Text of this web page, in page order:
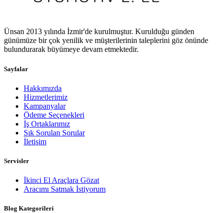
Ünsan 2013 yılında İzmir'de kurulmuştur. Kurulduğu günden
günümüze bir çok yenilik ve müşterilerinin taleplerini göz önünde
bulundurarak büyümeye devam etmektedir.
Sayfalar
Hakkımızda
Hizmetlerimiz
Kampanyalar
Ödeme Seçenekleri
İş Ortaklarımız
Sık Sorulan Sorular
İletişim
Servisler
İkinci El Araçlara Gözat
Aracımı Satmak İstiyorum
Blog Kategorileri